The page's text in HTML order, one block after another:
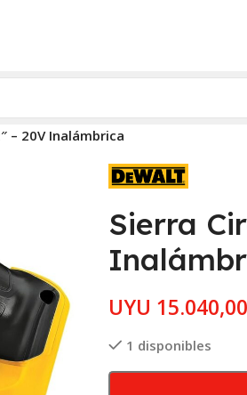
– 20V Inalámbrica
Sierra
UYU 15.040,00
1 disponibles